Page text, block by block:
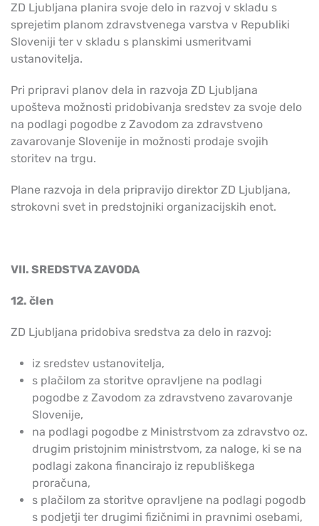
ZD Ljubljana planira svoje delo in razvoj v skladu s
sprejetim planom zdravstvenega varstva v Republiki
Sloveniji ter v skladu s planskimi usmeritvami
ustanovitelja.
Pri pripravi planov dela in razvoja ZD Ljubljana
upošteva možnosti pridobivanja sredstev za svoje delo
na podlagi pogodbe z Zavodom za zdravstveno
zavarovanje Slovenije in možnosti prodaje svojih
storitev na trgu.
Plane razvoja in dela pripravijo direktor ZD Ljubljana,
strokovni svet in predstojniki organizacijskih enot.
VII. SREDSTVA ZAVODA
12. člen
ZD Ljubljana pridobiva sredstva za delo in razvoj:
iz sredstev ustanovitelja,
s plačilom za storitve opravljene na podlagi
pogodbe z Zavodom za zdravstveno zavarovanje
Slovenije,
na podlagi pogodbe z Ministrstvom za zdravstvo oz.
drugim pristojnim ministrstvom, za naloge, ki se na
podlagi zakona financirajo iz republiškega
proračuna,
s plačilom za storitve opravljene na podlagi pogodb
s podjetji ter drugimi fizičnimi in pravnimi osebami,